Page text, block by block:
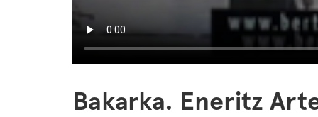
Bakarka. Eneritz